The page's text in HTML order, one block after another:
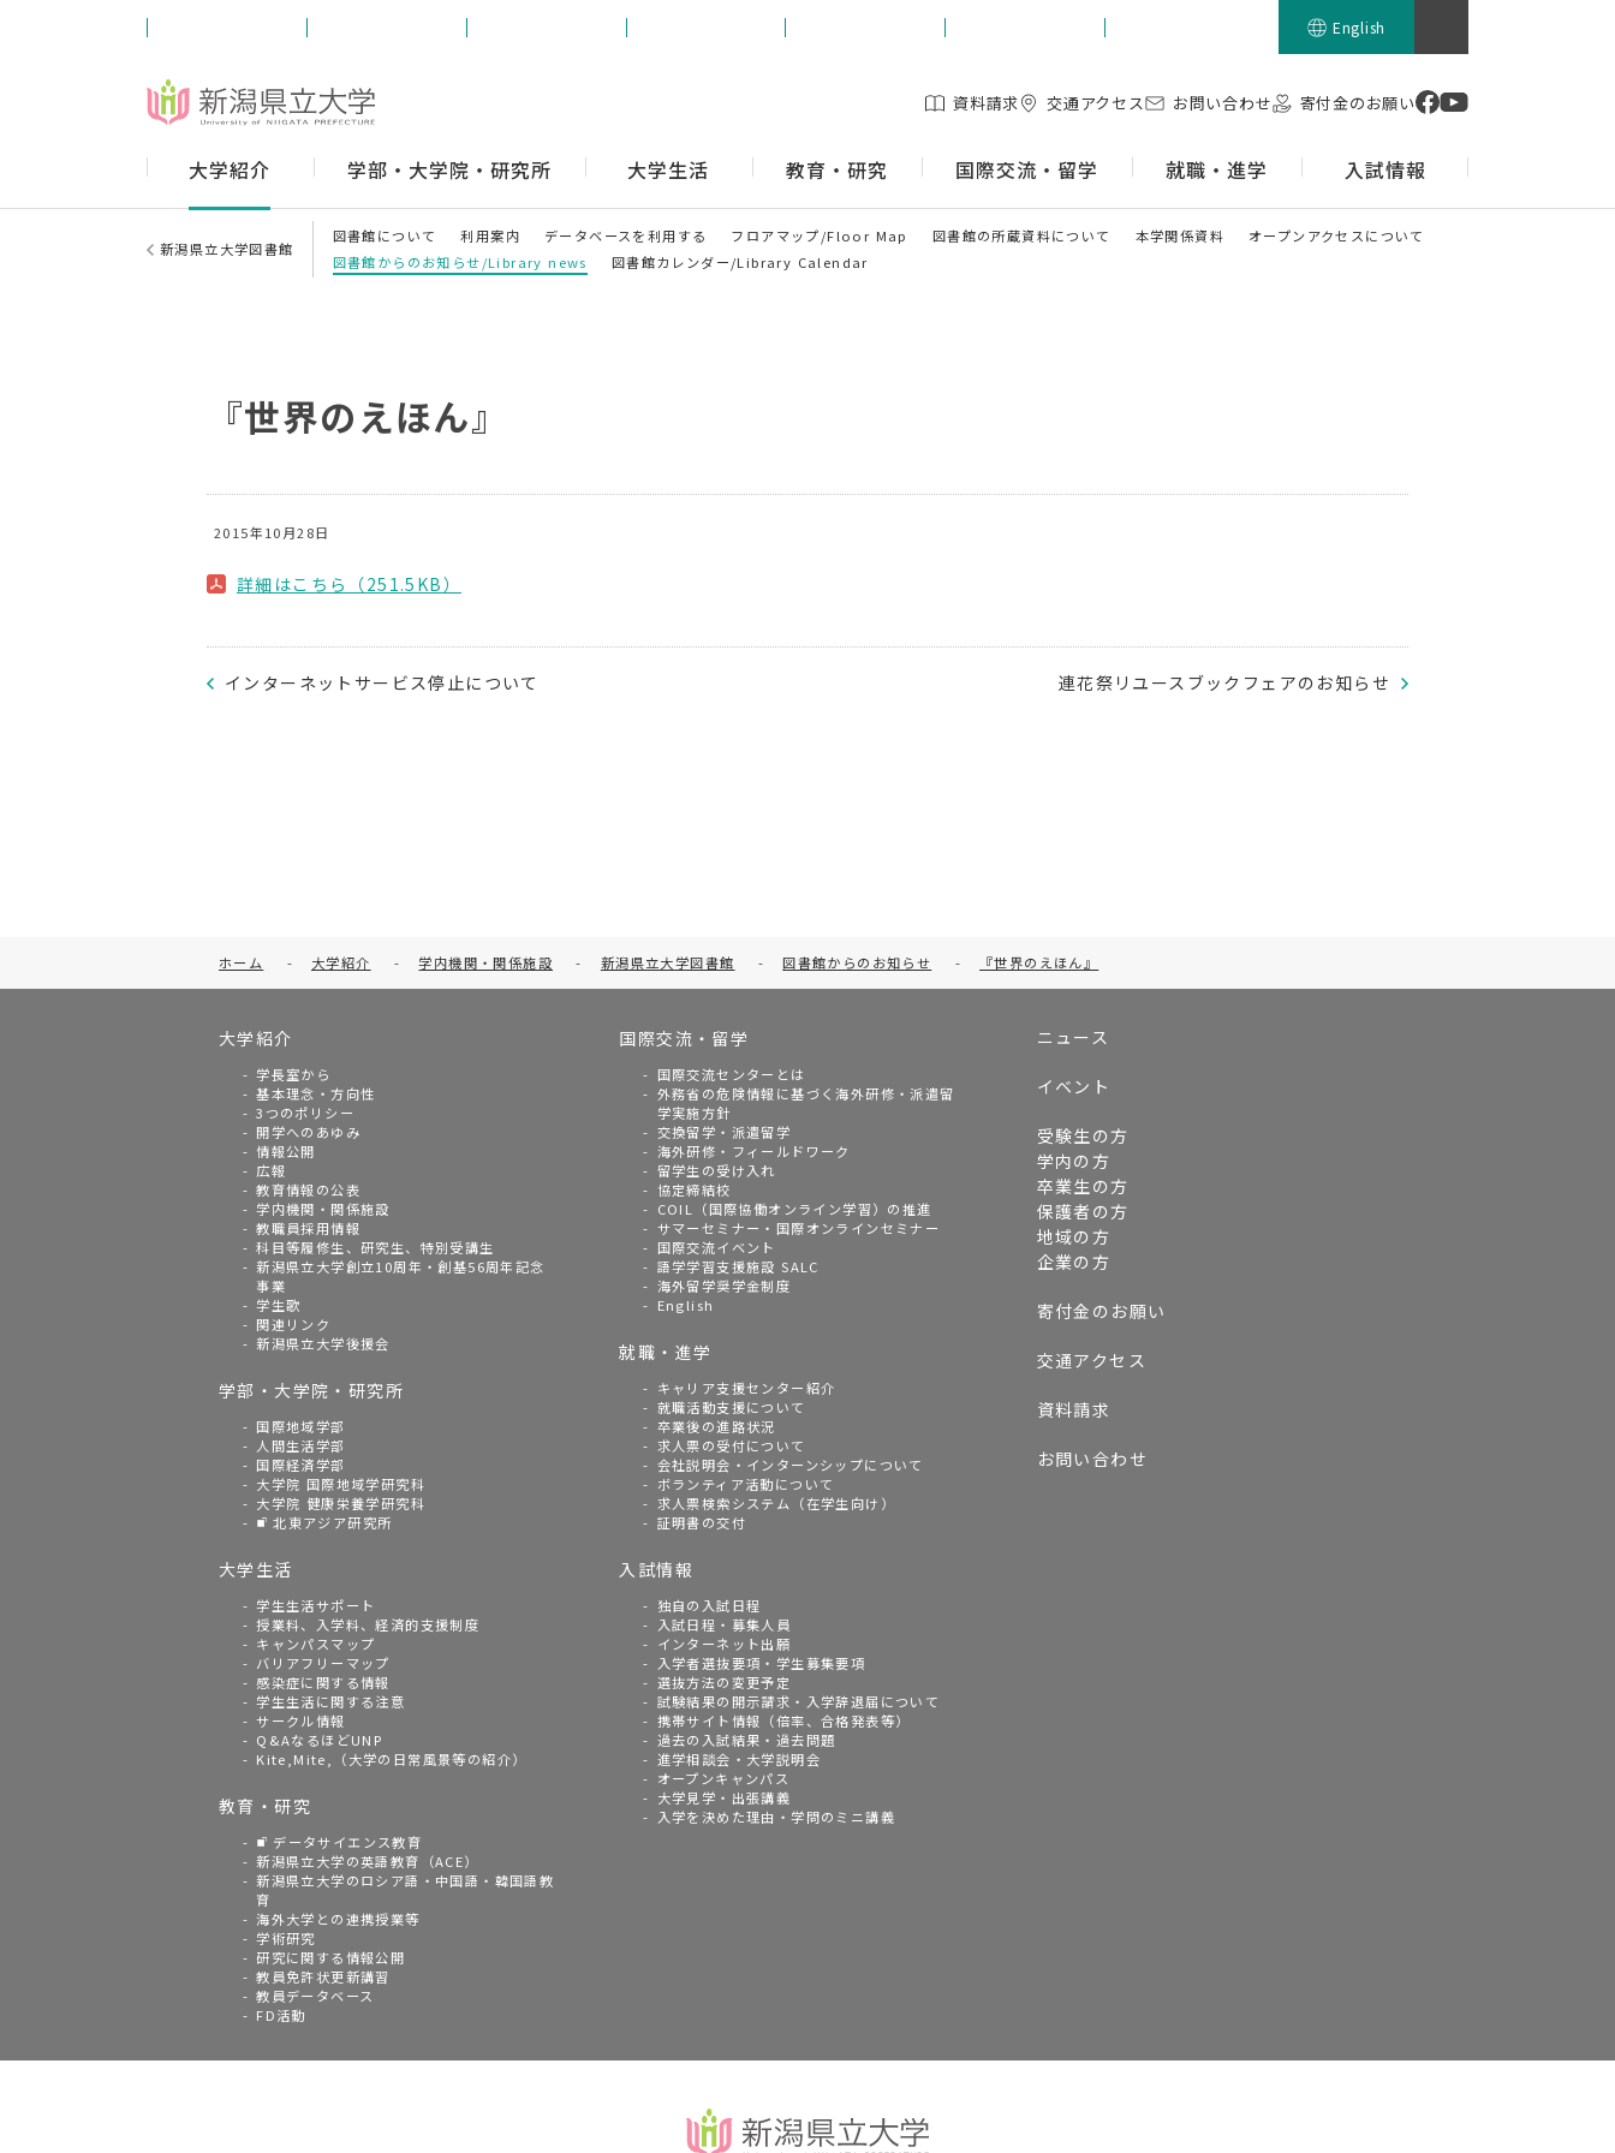
English
資料請求 交通アクセス お問い合わせ 寄付金のお願い
大学紹介 学部・大学院・研究所 大学生活 教育・研究 国際交流・留学 就職・進学 入試情報
新潟県立大学図書館
図書館について 利用案内 データベースを利用する フロアマップ/Floor Map 図書館の所蔵資料について 本学関係資料
オープンアクセスについて
図書館からのお知らせ/Library news
図書館カレンダー/Library Calendar
『世界のえほん』
2015年10月28日
詳細はこちら（251.5KB）
インターネットサービス停止について 連花祭リユースブックフェアのお知らせ
ホーム - 大学紹介 - 学内機関・関係施設 - 新潟県立大学図書館 - 図書館からのお知らせ - 『世界のえほん』
大学紹介
学長室から
基本理念・方向性
3つのポリシー
開学へのあゆみ
情報公開
広報
教育情報の公表
学内機関・関係施設
教職員採用情報
科目等履修生、研究生、特別受講生
新潟県立大学創立10周年・創基56周年記念
事業
学生歌
関連リンク
新潟県立大学後援会
学部・大学院・研究所
国際地域学部
人間生活学部
国際経済学部
大学院 国際地域学研究科
大学院 健康栄養学研究科
北東アジア研究所
大学生活
学生生活サポート
授業料、入学料、経済的支援制度
キャンパスマップ
バリアフリーマップ
感染症に関する情報
学生生活に関する注意
サークル情報
Q&AなるほどUNP
Kite,Mite,（大学の日常風景等の紹介）
教育・研究
データサイエンス教育
新潟県立大学の英語教育（ACE）
新潟県立大学のロシア語・中国語・韓国語教
育
海外大学との連携授業等
学術研究
研究に関する情報公開
教員免許状更新講習
教員データベース
FD活動
国際交流・留学
国際交流センターとは
外務省の危険情報に基づく海外研修・派遣留
学実施方針
交換留学・派遣留学
海外研修・フィールドワーク
留学生の受け入れ
協定締結校
COIL（国際協働オンライン学習）の推進
サマーセミナー・国際オンラインセミナー
国際交流イベント
語学学習支援施設 SALC
海外留学奨学金制度
English
就職・進学
キャリア支援センター紹介
就職活動支援について
卒業後の進路状況
求人票の受付について
会社説明会・インターンシップについて
ボランティア活動について
求人票検索システム（在学生向け）
証明書の交付
入試情報
独自の入試日程
入試日程・募集人員
インターネット出願
入学者選抜要項・学生募集要項
選抜方法の変更予定
試験結果の開示請求・入学辞退届について
携帯サイト情報（倍率、合格発表等）
過去の入試結果・過去問題
進学相談会・大学説明会
オープンキャンパス
大学見学・出張講義
入学を決めた理由・学問のミニ講義
ニュース
イベント
受験生の方
学内の方
卒業生の方
保護者の方
地域の方
企業の方
寄付金のお願い
交通アクセス
資料請求
お問い合わせ